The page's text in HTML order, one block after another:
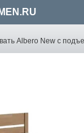
Albero New с